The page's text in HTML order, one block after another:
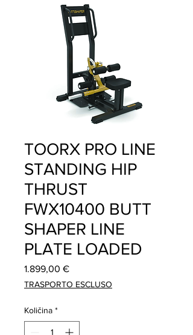
TOORX PRO LINE
STANDING HIP
THRUST
FWX10400 BUTT
SHAPER LINE
PLATE LOADED
1.899,00 €Cijena
TRASPORTO ESCLUSO
Količina *